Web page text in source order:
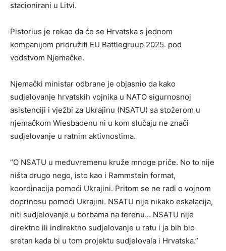
stacionirani u Litvi.
Pistorius je rekao da će se Hrvatska s jednom
kompanijom pridružiti EU Battlegruup 2025. pod
vodstvom Njemačke.
Njemački ministar odbrane je objasnio da kako
sudjelovanje hrvatskih vojnika u NATO sigurnosnoj
asistenciji i vježbi za Ukrajinu (NSATU) sa stožerom u
njemačkom Wiesbadenu ni u kom slučaju ne znači
sudjelovanje u ratnim aktivnostima.
“O NSATU u međuvremenu kruže mnoge priče. No to nije
ništa drugo nego, isto kao i Rammstein format,
koordinacija pomoći Ukrajini. Pritom se ne radi o vojnom
doprinosu pomoći Ukrajini. NSATU nije nikako eskalacija,
niti sudjelovanje u borbama na terenu… NSATU nije
direktno ili indirektno sudjelovanje u ratu i ja bih bio
sretan kada bi u tom projektu sudjelovala i Hrvatska.”